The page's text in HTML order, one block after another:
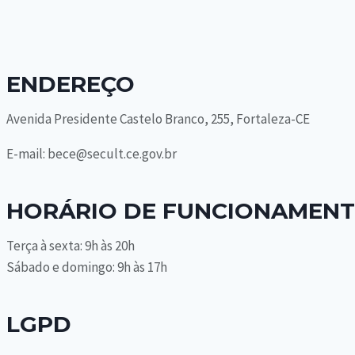
ENDEREÇO
Avenida Presidente Castelo Branco, 255, Fortaleza-CE
E-mail: bece@secult.ce.gov.br
HORÁRIO DE
Terça à sexta: 9h às 20h
Sábado e domingo: 9h às 17h
LGPD